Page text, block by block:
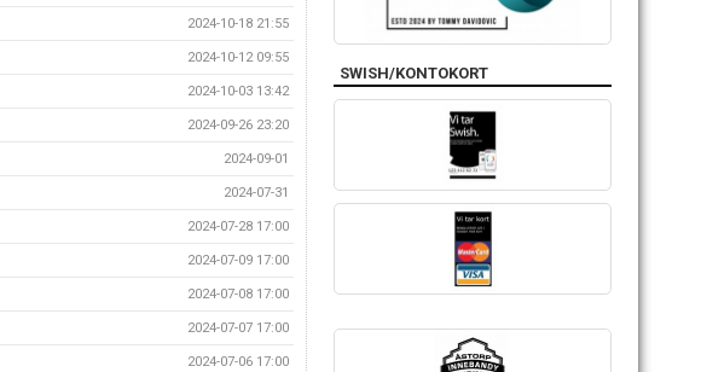
2024-10-18 21:55
2024-10-12 09:55
2024-10-03 13:42
2024-09-26 23:20
2024-09-01
2024-07-31
2024-07-28 17:00
2024-07-09 17:00
2024-07-08 17:00
2024-07-07 17:00
2024-07-06 17:00
SWISH/KONTOKORT